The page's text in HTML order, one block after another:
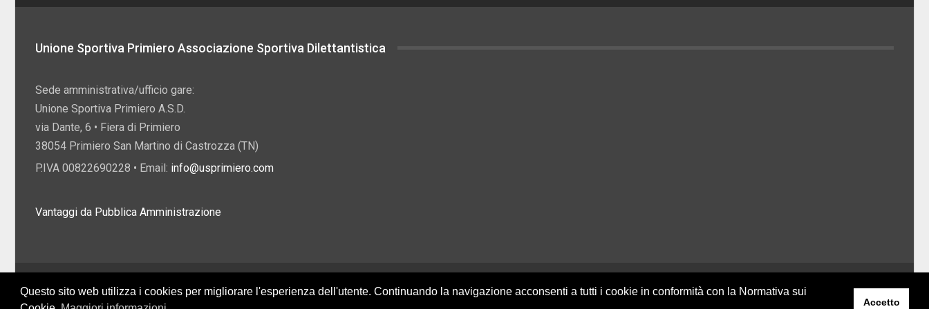
Unione Sportiva Primiero Associazione Sportiva Dilettantistica
Sede amministrativa/ufficio gare:
Unione Sportiva Primiero A.S.D.
via Dante, 6 • Fiera di Primiero
38054 Primiero San Martino di Castrozza (TN)
P.IVA 00822690228 • Email: info@usprimiero.com
Vantaggi da Pubblica Amministrazione
Creative Commons
Questo sito web utilizza i cookies per migliorare l'esperienza dell'utente. Continuando la navigazione acconsenti a tutti i cookie in conformità con la Normativa sui
Accetto